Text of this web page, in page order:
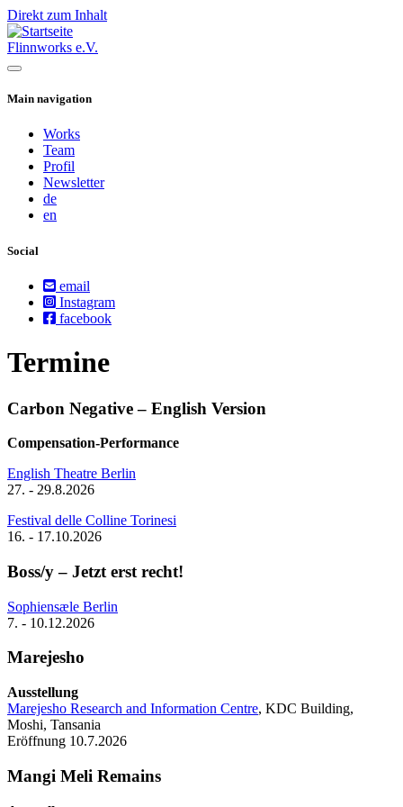
Direkt zum Inhalt
Flinnworks e.V.
Main navigation
Works
Team
Profil
Newsletter
de
en
Social
email
Instagram
facebook
Termine
Carbon Negative – English Version
Compensation-Performance
English Theatre Berlin
27. - 29.8.2026
Festival delle Colline Torinesi
16. - 17.10.2026
Boss/y – Jetzt erst recht!
Sophiensæle Berlin
7. - 10.12.2026
Marejesho
Ausstellung
Marejesho Research and Information Centre, KDC Building,
Moshi, Tansania
Eröffnung 10.7.2026
Mangi Meli Remains